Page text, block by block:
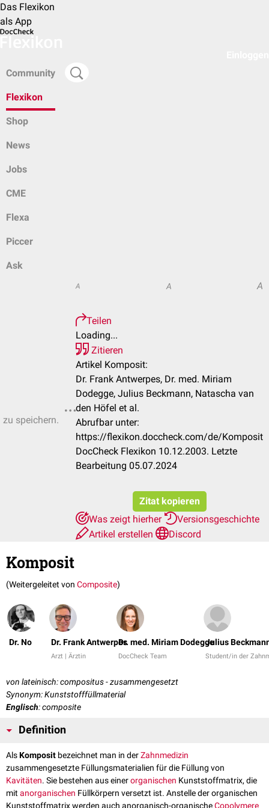
Das Flexikon
als App
Community
Flexikon
Shop
News
Jobs
CME
Flexa
Piccer
Ask
speichern.
A A A
Teilen
Loading...
Zitieren
Artikel Komposit:
Dr. Frank Antwerpes, Dr. med. Miriam
Dodegge, Julius Beckmann, Natascha van
den Höfel et al.
Abrufbar unter:
https://flexikon.doccheck.com/de/Komposit
DocCheck Flexikon 10.12.2003. Letzte
Bearbeitung 05.07.2024
Zitat kopieren
Was zeigt hierher
Versionsgeschichte
Artikel erstellen
Discord
Komposit
(Weitergeleitet von Composite)
Dr. No Dr. Frank Antwerpes
Arzt | Ärztin
Dr. med. Miriam Dodegge
DocCheck Team
Julius
Student/in der
von lateinisch: compositus - zusammengesetzt
Synonym: Kunststofffüllmaterial
Englisch: composite
Definition
AlsKomposit bezeichnet man in derZahnmedizin
zusammengesetzte Füllungsmaterialien für die Füllung von
Kavitäten. Sie bestehen aus einerorganischen Kunststoffmatrix, die
mitanorganischen Füllkörpern versetzt ist. Anstelle der organischen
Kunststoffmatrix werden auch anorganisch-organischeCopolymere